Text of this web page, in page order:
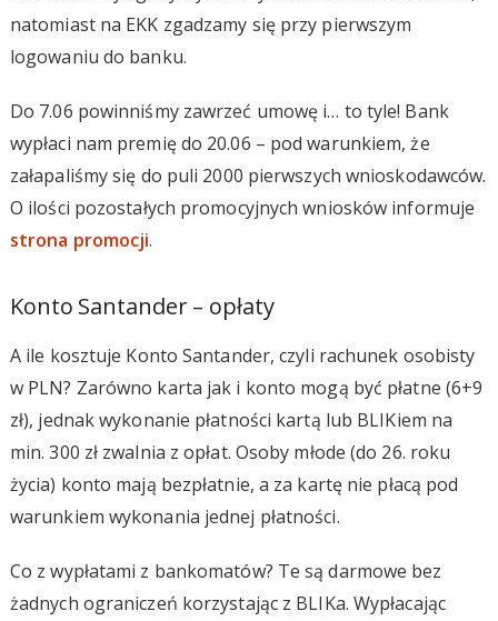
natomiast na EKK zgadzamy się przy pierwszym
logowaniu do banku.
Do 7.06 powinniśmy zawrzeć umowę i… to tyle! Bank
wypłaci nam premię do 20.06 – pod warunkiem, że
załapaliśmy się do puli 2000 pierwszych wnioskodawców.
O ilości pozostałych promocyjnych wniosków informuje
strona promocji.
Konto Santander – opłaty
A ile kosztuje Konto Santander, czyli rachunek osobisty
w PLN? Zarówno karta jak i konto mogą być płatne (6+9
zł), jednak wykonanie płatności kartą lub BLIKiem na
min. 300 zł zwalnia z opłat. Osoby młode (do 26. roku
życia) konto mają bezpłatnie, a za kartę nie płacą pod
warunkiem wykonania jednej płatności.
Co z wypłatami z bankomatów? Te są darmowe bez
żadnych ograniczeń korzystając z BLIKa. Wypłacając